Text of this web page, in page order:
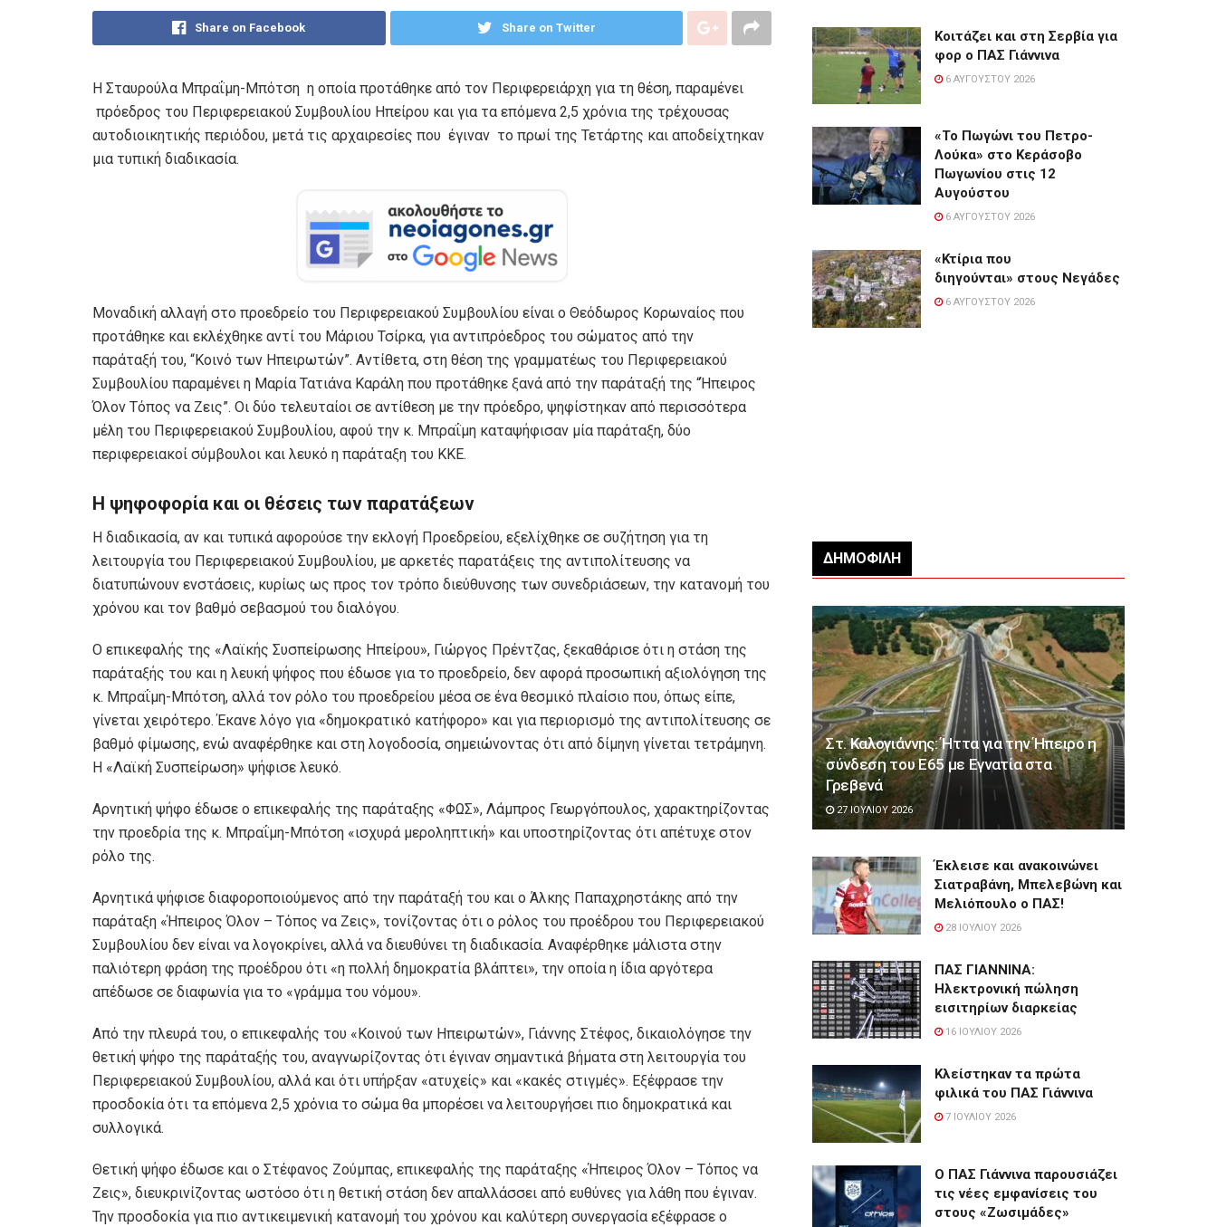
Share on Facebook Share on Twitter
Η Σταυρούλα Μπραΐμη-Μπότση η οποία προτάθηκε από τον Περιφερειάρχη για τη θέση, παραμένει
πρόεδρος του Περιφερειακού Συμβουλίου Ηπείρου και για τα επόμενα 2,5 χρόνια της τρέχουσας
αυτοδιοικητικής περιόδου, μετά τις αρχαιρεσίες που έγιναν το πρωί της Τετάρτης και αποδείχτηκαν
μια τυπική διαδικασία.
Μοναδική αλλαγή στο προεδρείο του Περιφερειακού Συμβουλίου είναι ο Θεόδωρος Κορωναίος που
προτάθηκε και εκλέχθηκε αντί του Μάριου Τσίρκα, για αντιπρόεδρος του σώματος από την
παράταξή του, “Κοινό των Ηπειρωτών”. Αντίθετα, στη θέση της γραμματέως του Περιφερειακού
Συμβουλίου παραμένει η Μαρία Τατιάνα Καράλη που προτάθηκε ξανά από την παράταξή της “Ήπειρος
Όλον Τόπος να Ζεις”. Οι δύο τελευταίοι σε αντίθεση με την πρόεδρο, ψηφίστηκαν από περισσότερα
μέλη του Περιφερειακού Συμβουλίου, αφού την κ. Μπραΐμη καταψήφισαν μία παράταξη, δύο
περιφερειακοί σύμβουλοι και λευκό η παράταξη του ΚΚΕ.
Η ψηφοφορία και οι θέσεις των παρατάξεων
Η διαδικασία, αν και τυπικά αφορούσε την εκλογή Προεδρείου, εξελίχθηκε σε συζήτηση για τη
λειτουργία του Περιφερειακού Συμβουλίου, με αρκετές παρατάξεις της αντιπολίτευσης να
διατυπώνουν ενστάσεις, κυρίως ως προς τον τρόπο διεύθυνσης των συνεδριάσεων, την κατανομή του
χρόνου και τον βαθμό σεβασμού του διαλόγου.
Ο επικεφαλής της «Λαϊκής Συσπείρωσης Ηπείρου», Γιώργος Πρέντζας, ξεκαθάρισε ότι η στάση της
παράταξής του και η λευκή ψήφος που έδωσε για το προεδρείο, δεν αφορά προσωπική αξιολόγηση της
κ. Μπραΐμη-Μπότση, αλλά τον ρόλο του προεδρείου μέσα σε ένα θεσμικό πλαίσιο που, όπως είπε,
γίνεται χειρότερο. Έκανε λόγο για «δημοκρατικό κατήφορο» και για περιορισμό της αντιπολίτευσης σε
βαθμό φίμωσης, ενώ αναφέρθηκε και στη λογοδοσία, σημειώνοντας ότι από δίμηνη γίνεται τετράμηνη.
Η «Λαϊκή Συσπείρωση» ψήφισε λευκό.
Αρνητική ψήφο έδωσε ο επικεφαλής της παράταξης «ΦΩΣ», Λάμπρος Γεωργόπουλος, χαρακτηρίζοντας
την προεδρία της κ. Μπραΐμη-Μπότση «ισχυρά μεροληπτική» και υποστηρίζοντας ότι απέτυχε στον
ρόλο της.
Αρνητικά ψήφισε διαφοροποιούμενος από την παράταξή του και ο Άλκης Παπαχρηστάκης από την
παράταξη «Ήπειρος Όλον – Τόπος να Ζεις», τονίζοντας ότι ο ρόλος του προέδρου του Περιφερειακού
Συμβουλίου δεν είναι να λογοκρίνει, αλλά να διευθύνει τη διαδικασία. Αναφέρθηκε μάλιστα στην
παλιότερη φράση της προέδρου ότι «η πολλή δημοκρατία βλάπτει», την οποία η ίδια αργότερα
απέδωσε σε διαφωνία για το «γράμμα του νόμου».
Από την πλευρά του, ο επικεφαλής του «Κοινού των Ηπειρωτών», Γιάννης Στέφος, δικαιολόγησε την
θετική ψήφο της παράταξής του, αναγνωρίζοντας ότι έγιναν σημαντικά βήματα στη λειτουργία του
Περιφερειακού Συμβουλίου, αλλά και ότι υπήρξαν «ατυχείς» και «κακές στιγμές». Εξέφρασε την
προσδοκία ότι τα επόμενα 2,5 χρόνια το σώμα θα μπορέσει να λειτουργήσει πιο δημοκρατικά και
συλλογικά.
Θετική ψήφο έδωσε και ο Στέφανος Ζούμπας, επικεφαλής της παράταξης «Ήπειρος Όλον – Τόπος να
Ζεις», διευκρινίζοντας ωστόσο ότι η θετική στάση δεν απαλλάσσει από ευθύνες για λάθη που έγιναν.
Την προσδοκία για πιο αντικειμενική κατανομή του χρόνου και καλύτερη συνεργασία εξέφρασε ο
Κοιτάζει και στη Σερβία για
φορ ο ΠΑΣ Γιάννινα
6 ΑΥΓΟΎΣΤΟΥ 2026
«Το Πωγώνι του Πετρο-
Λούκα» στο Κεράσοβο
Πωγωνίου στις 12
Αυγούστου
6 ΑΥΓΟΎΣΤΟΥ 2026
«Κτίρια που
διηγούνται» στους Νεγάδες
6 ΑΥΓΟΎΣΤΟΥ 2026
ΔΗΜΟΦΙΛΉ
Στ. Καλογιάννης: Ήττα για την Ήπειρο η
σύνδεση του Ε65 με Εγνατία στα
Γρεβενά
27 ΙΟΥΛΊΟΥ 2026
Έκλεισε και ανακοινώνει
Σιατραβάνη, Μπελεβώνη και
Μελιόπουλο ο ΠΑΣ!
28 ΙΟΥΛΊΟΥ 2026
ΠΑΣ ΓΙΑΝΝΙΝΑ:
Hλεκτρονική πώληση
εισιτηρίων διαρκείας
16 ΙΟΥΛΊΟΥ 2026
Κλείστηκαν τα πρώτα
φιλικά του ΠΑΣ Γιάννινα
7 ΙΟΥΛΊΟΥ 2026
Ο ΠΑΣ Γιάννινα παρουσιάζει
τις νέες εμφανίσεις του
στους «Ζωσιμάδες»